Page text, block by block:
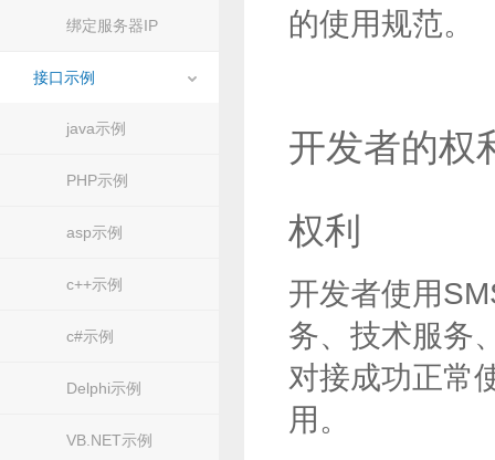
绑定服务器IP
接口示例
java示例
PHP示例
asp示例
c++示例
c#示例
Delphi示例
VB.NET示例
的使用规范。
开发者的权
权利
开发者使用
务、技术服务
对接成功正常
用。